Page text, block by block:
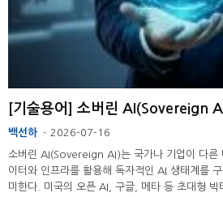
[기술용어] 소버린 AI(Sovereign
백선하 - 2026-07-16
소버린 AI(Sovereign AI)는 국가나 기업이 다른
이터와 인프라를 활용해 독자적인 AI 생태계를
미한다. 미국의 오픈 AI, 구글, 메타 등 초대형 빅